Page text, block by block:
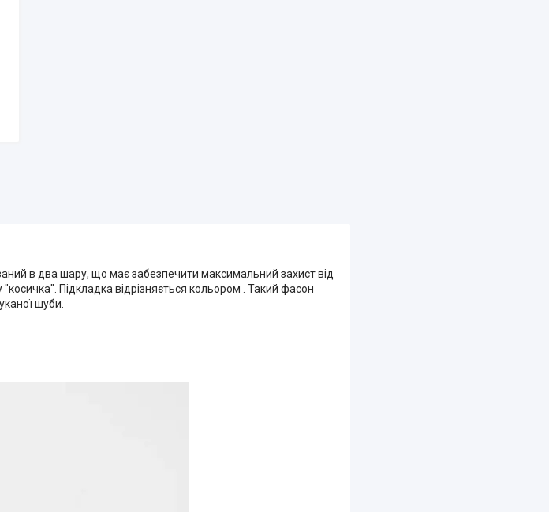
в два шару, що має забезпечити максимальний захист від
Підкладка відрізняється кольором . Такий фасон
шуби.